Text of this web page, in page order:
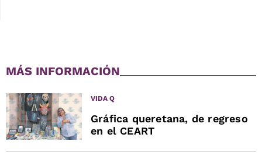
MÁS INFORMACIÓN
VIDA Q
Gráfica queretana, de regreso
en el CEART